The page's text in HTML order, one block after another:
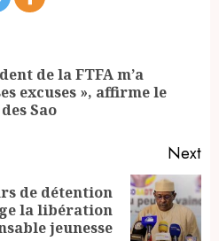
de la FTFA m’a
excuses », affirme le
Sao
Next
de détention
la libération
jeunesse